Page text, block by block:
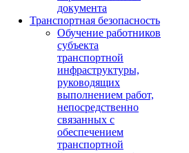
документа
Транспортная безопасность
Обучение работников
субъекта
транспортной
инфраструктуры,
руководящих
выполнением работ,
непосредственно
связанных с
обеспечением
транспортной